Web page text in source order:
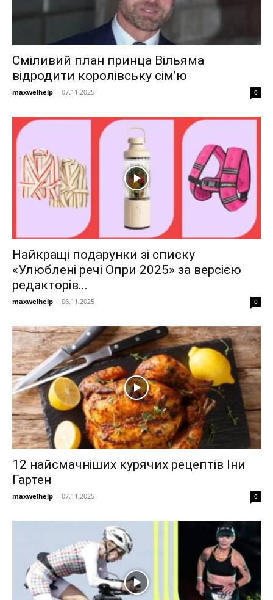
Сміливий план принца Вільяма
відродити королівську сім’ю
maxwelhelp - 07.11.2025 0
Найкращі подарунки зі списку
«Улюблені речі Опри 2025» за версією
редакторів...
maxwelhelp - 06.11.2025 0
12 найсмачніших курячих рецептів Іни
Гартен
maxwelhelp - 07.11.2025 0